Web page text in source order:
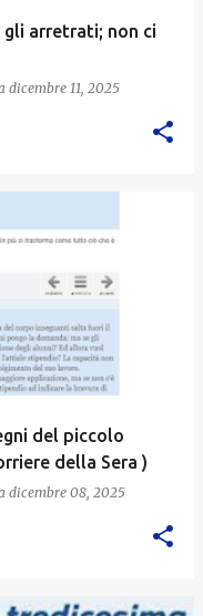
arretrati; non ci
dicembre 11, 2025
del piccolo
della Sera )
dicembre 08, 2025